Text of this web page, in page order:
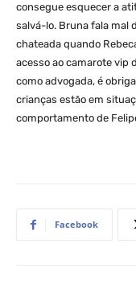
consegue esquecer a
salvá-lo. Bruna fala mal
chateada quando
acesso ao camarote vip
como advogada, é
crianças estão em
comportamento de
Facebook